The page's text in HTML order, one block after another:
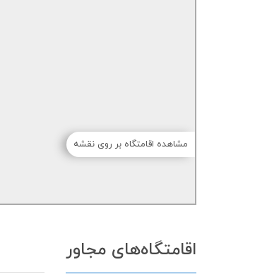
مشاهده اقامتگاه بر روی نقشه
اقامتگاه‌های مجاور